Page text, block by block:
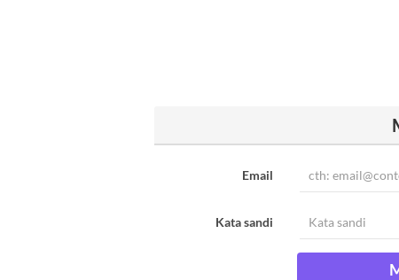
Email
Kata sandi